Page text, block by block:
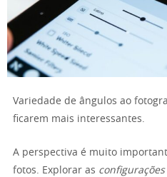
Variedade de ângulos ao
ficarem mais interessantes.
A perspectiva é muito
fotos. Explorar as